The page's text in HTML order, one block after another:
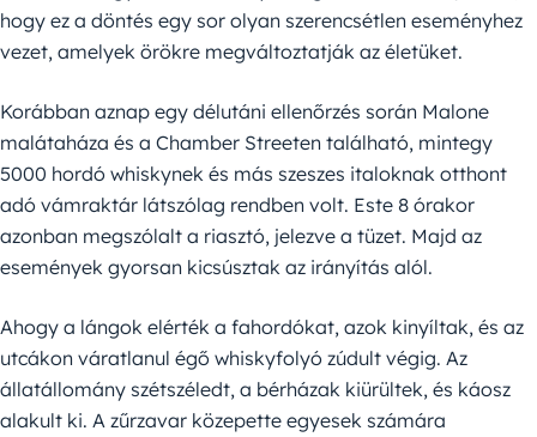
hogy ez a döntés egy sor olyan szerencsétlen eseményhez
vezet, amelyek örökre megváltoztatják az életüket.
Korábban aznap egy délutáni ellenőrzés során Malone
malátaháza és a Chamber Streeten található, mintegy
5000 hordó whiskynek és más szeszes italoknak otthont
adó vámraktár látszólag rendben volt. Este 8 órakor
azonban megszólalt a riasztó, jelezve a tüzet. Majd az
események gyorsan kicsúsztak az irányítás alól.
Ahogy a lángok elérték a fahordókat, azok kinyíltak, és az
utcákon váratlanul égő whiskyfolyó zúdult végig. Az
állatállomány szétszéledt, a bérházak kiürültek, és káosz
alakult ki. A zűrzavar közepette egyesek számára